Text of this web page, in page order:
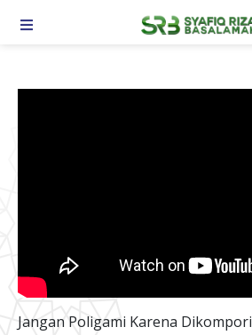
TOGGLE NAVIGATION
Jangan Poligami Karena Dikompori